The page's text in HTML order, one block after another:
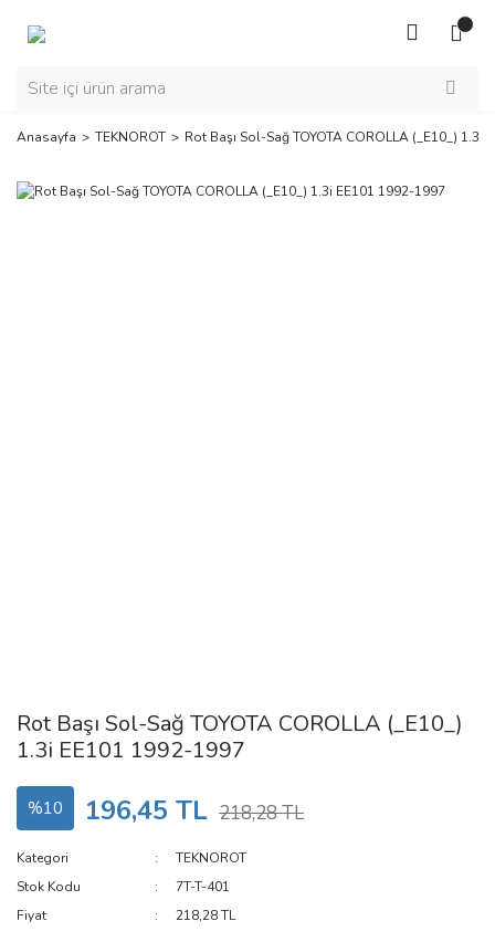
Anasayfa TEKNOROT Rot Başı Sol-Sağ TOYOTA COROLLA (_E10_) 1.3i
Rot Başı Sol-Sağ TOYOTA COROLLA (_E10_)
1.3i EE101 1992-1997
%10 196,45 TL 218,28 TL
Kategori
TEKNOROT
Stok Kodu
7T-T-401
Fiyat
218,28 TL